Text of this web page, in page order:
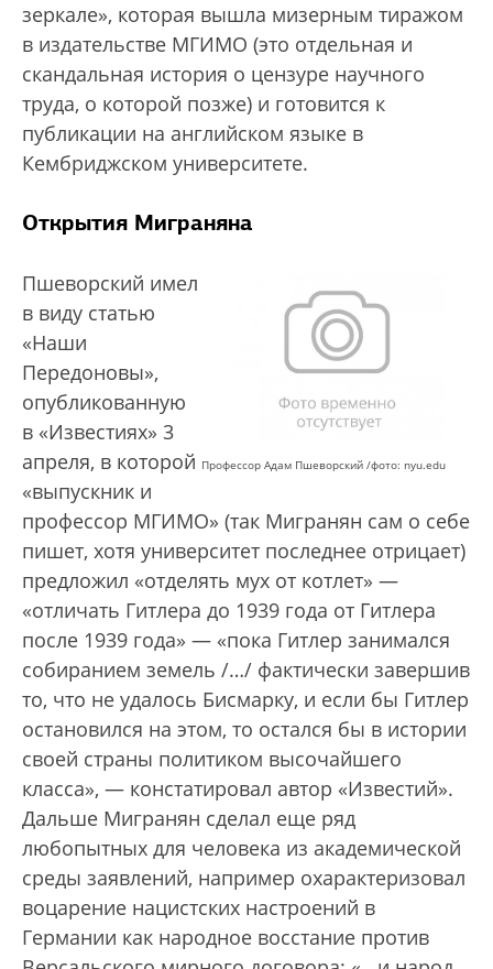
зеркале», которая вышла мизерным тиражом
в издательстве МГИМО (это отдельная и
скандальная история о цензуре научного
труда, о которой позже) и готовится к
публикации на английском языке в
Кембриджском университете.
Открытия Миграняна
Профессор Адам Пшеворский /фото: nyu.edu
Пшеворский имел
в виду статью
«Наши
Передоновы»,
опубликованную
в «Известиях» 3
апреля, в которой
«выпускник и
профессор МГИМО» (так Мигранян сам о себе
пишет, хотя университет последнее отрицает)
предложил «отделять мух от котлет» —
«отличать Гитлера до 1939 года от Гитлера
после 1939 года» — «пока Гитлер занимался
собиранием земель /…/ фактически завершив
то, что не удалось Бисмарку, и если бы Гитлер
остановился на этом, то остался бы в истории
своей страны политиком высочайшего
класса», — констатировал автор «Известий».
Дальше Мигранян сделал еще ряд
любопытных для человека из академической
среды заявлений, например охарактеризовал
воцарение нацистских настроений в
Германии как народное восстание против